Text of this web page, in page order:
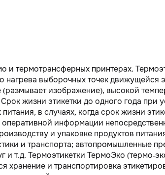
и термотрансферных принтерах.
нагрева выборочных точек
(размывает изображение), высокой
жизни этикетки до одного года при
в случаях, когда срок жизни
информации
и упаковке продуктов
и транспорта; автопромышленные
и т.д. Термоэтикетки ТермоЭко (термо-
хранение и транспортировка